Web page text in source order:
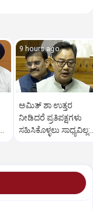
9 hours ago
ಅಮಿತ್ ಶಾ ಉತ್ತರ
ನೀಡಿದರೆ ಪ್ರತಿಪಕ್ಷಗಳು
ಸಹಿಸಿಕೊಳ್ಳಲು ಸಾಧ್ಯವಿಲ್ಲ: